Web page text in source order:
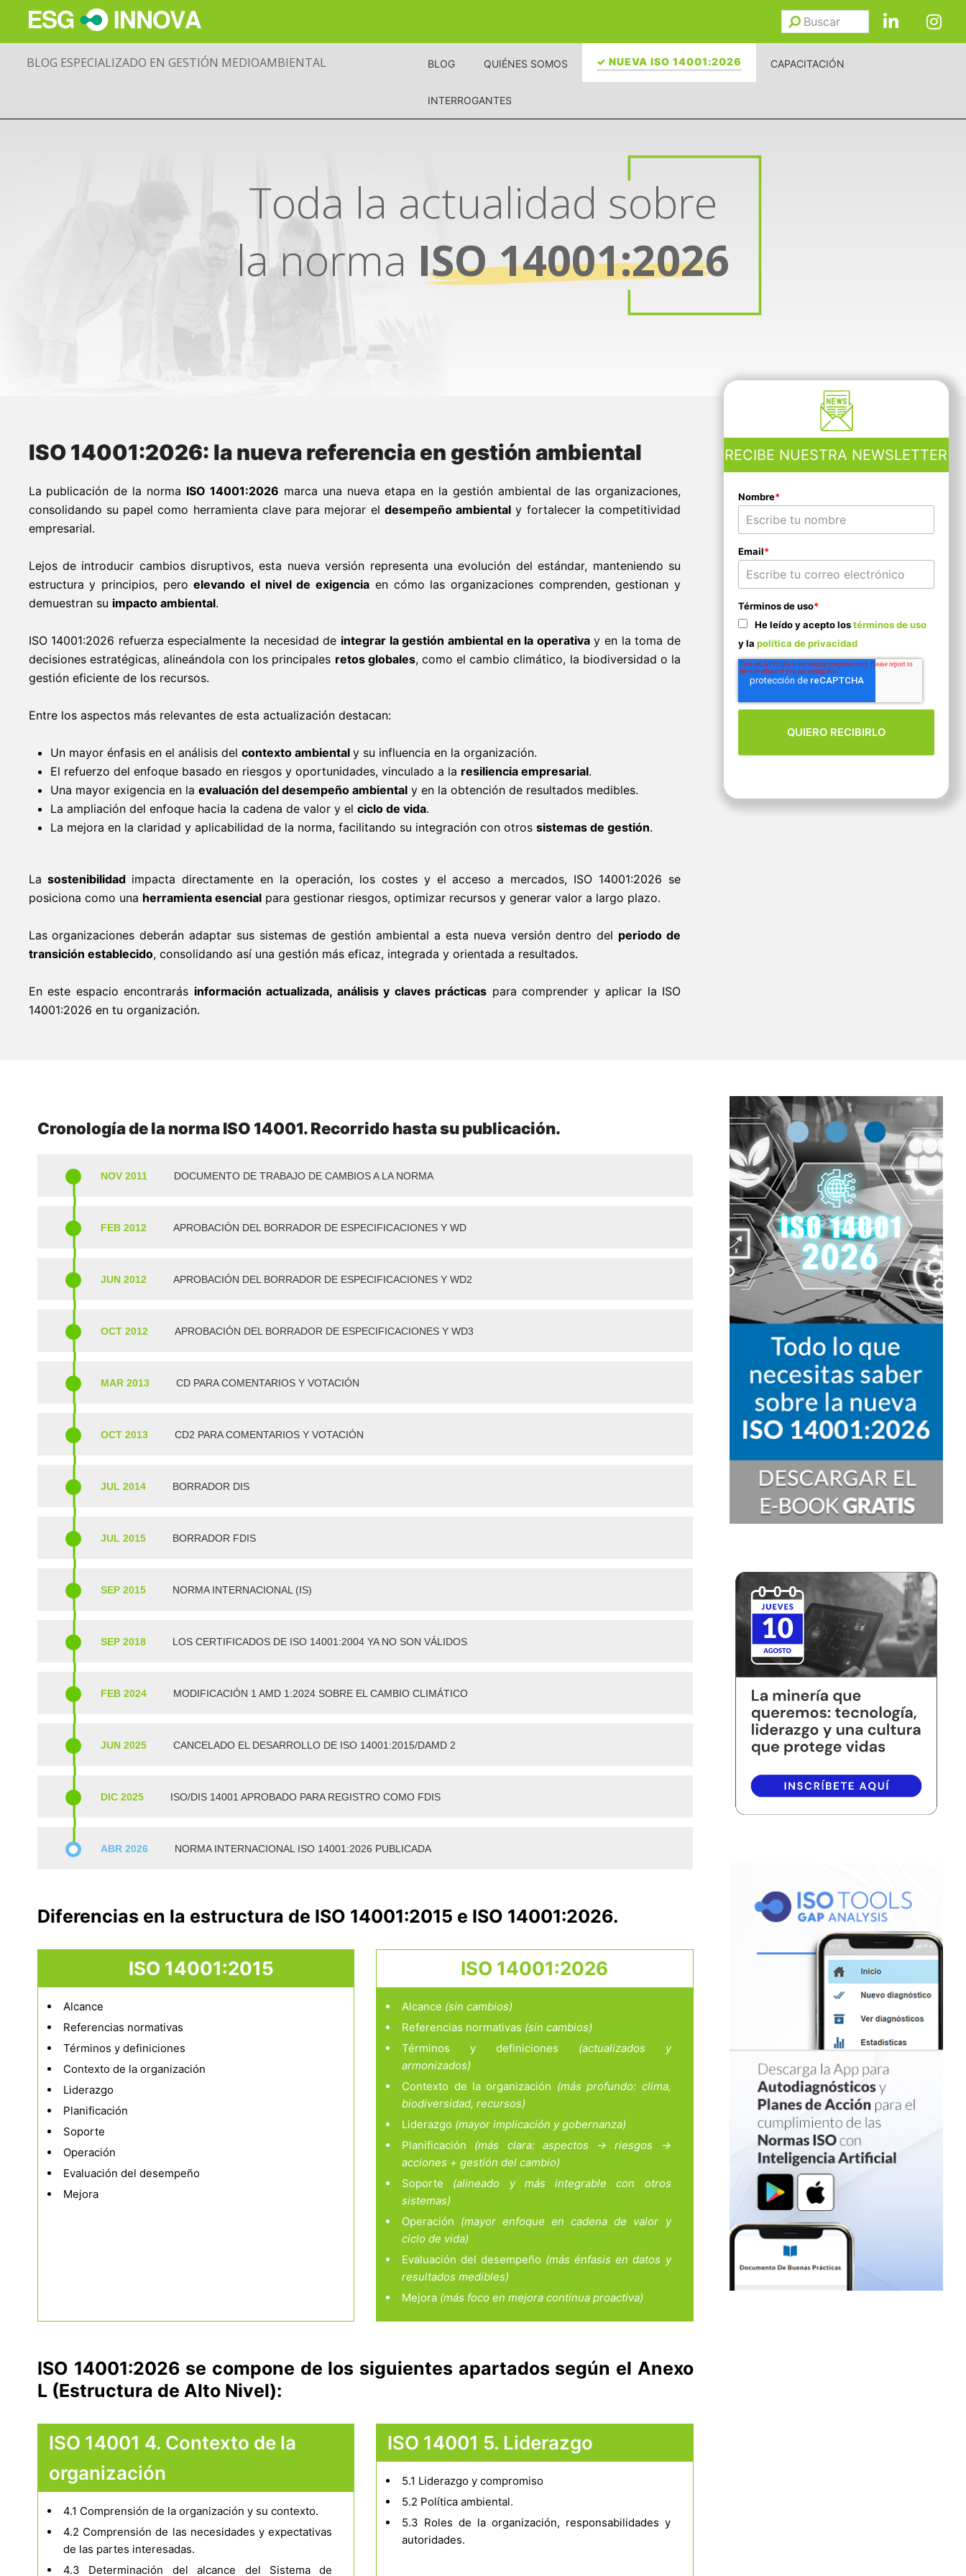
Buscar
BLOG ESPECIALIZADO EN GESTIÓN MEDIOAMBIENTAL BLOG QUIÉNES SOMOS ✓ NUEVA ISO 14001:2026 CAPACITACIÓN
INTERROGANTES
Toda la actualidad sobre
la norma ISO 14001:2026
ISO 14001:2026: la nueva referencia en gestión ambiental
La publicación de la norma ISO 14001:2026 marca una nueva etapa en la gestión ambiental de las organizaciones,
consolidando su papel como herramienta clave para mejorar el desempeño ambiental y fortalecer la competitividad
empresarial.
Lejos de introducir cambios disruptivos, esta nueva versión representa una evolución del estándar, manteniendo su
estructura y principios, peroelevando el nivel de exigencia en cómo las organizaciones comprenden, gestionan y
demuestran su impacto ambiental.
ISO 14001:2026 refuerza especialmente la necesidad de integrar la gestión ambiental en la operativay en la toma de
decisiones estratégicas, alineándola con los principales retos globales, como el cambio climático, la biodiversidad o la
gestión eficiente de los recursos.
Entre los aspectos más relevantes de esta actualización destacan:
Un mayor énfasis en el análisis del contexto ambiental y su influencia en la organización.
El refuerzo del enfoque basado en riesgos y oportunidades, vinculado a la resiliencia empresarial.
Una mayor exigencia en la evaluación del desempeño ambientaly en la obtención de resultados medibles.
La ampliación del enfoque hacia la cadena de valor y el ciclo de vida.
La mejora en la claridad y aplicabilidad de la norma, facilitando su integración con otros sistemas de gestión.
Lasostenibilidad impacta directamente en la operación, los costes y el acceso a mercados, ISO 14001:2026 se
posiciona como una herramienta esencialpara gestionar riesgos, optimizar recursos y generar valor a largo plazo.
Las organizaciones deberán adaptar sus sistemas de gestión ambiental a esta nueva versión dentro del periodo de
transición establecido, consolidando así una gestión más eficaz, integrada y orientada a resultados.
En este espacio encontrarás información actualizada, análisis y claves prácticas para comprender y aplicar la ISO
14001:2026 en tu organización.
RECIBE NUESTRA NEWSLETTER
Nombre*
Email*
Términos de uso*
He leído y acepto lostérminos de uso
y la política de privacidad
Cronología de la norma ISO 14001. Recorrido hasta su publicación.
NOV 2011 DOCUMENTO DE TRABAJO DE CAMBIOS A LA NORMA
FEB 2012 APROBACIÓN DEL BORRADOR DE ESPECIFICACIONES Y WD
JUN 2012 APROBACIÓN DEL BORRADOR DE ESPECIFICACIONES Y WD2
OCT 2012 APROBACIÓN DEL BORRADOR DE ESPECIFICACIONES Y WD3
MAR 2013 CD PARA COMENTARIOS Y VOTACIÓN
OCT 2013 CD2 PARA COMENTARIOS Y VOTACIÓN
JUL 2014 BORRADOR DIS
JUL 2015 BORRADOR FDIS
SEP 2015 NORMA INTERNACIONAL (IS)
SEP 2018 LOS CERTIFICADOS DE ISO 14001:2004 YA NO SON VÁLIDOS
FEB 2024 MODIFICACIÓN 1 AMD 1:2024 SOBRE EL CAMBIO CLIMÁTICO
JUN 2025 CANCELADO EL DESARROLLO DE ISO 14001:2015/DAMD 2
DIC 2025 ISO/DIS 14001 APROBADO PARA REGISTRO COMO FDIS
ABR 2026 NORMA INTERNACIONAL ISO 14001:2026 PUBLICADA
Diferencias en la estructura de ISO 14001:2015 e ISO 14001:2026.
ISO 14001:2015
Alcance
Referencias normativas
Términos y definiciones
Contexto de la organización
Liderazgo
Planificación
Soporte
Operación
Evaluación del desempeño
Mejora
ISO 14001:2026
Alcance (sin cambios)
Referencias normativas (sin cambios)
Términos y definiciones (actualizados y
armonizados)
Contexto de la organización (más profundo: clima,
biodiversidad, recursos)
Liderazgo (mayor implicación y gobernanza)
Planificación (más clara: aspectos → riesgos →
acciones + gestión del cambio)
Soporte (alineado y más integrable con otros
sistemas)
Operación (mayor enfoque en cadena de valor y
ciclo de vida)
Evaluación del desempeño (más énfasis en datos y
resultados medibles)
Mejora (más foco en mejora continua proactiva)
ISO 14001:2026 se compone de los siguientes apartados según el Anexo
L (Estructura de Alto Nivel):
ISO 14001 4. Contexto de la
organización
4.1 Comprensión de la organización y su contexto.
4.2 Comprensión de las necesidades y expectativas
de las partes interesadas.
4.3 Determinación del alcance del Sistema de
ISO 14001 5. Liderazgo
5.1 Liderazgo y compromiso
5.2 Política ambiental.
5.3 Roles de la organización, responsabilidades y
autoridades.